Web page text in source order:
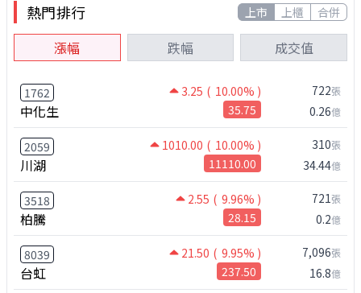
熱門排行 上市 上櫃 合併
漲幅 跌幅 成交值
1762 3.25 ( 10.00% )
中化生 35.75
722張
0.26億
2059 1010.00 ( 10.00% )
川湖 11110.00
310張
34.44億
3518 2.55 ( 9.96% )
柏騰 28.15
721張
0.2億
8039 21.50 ( 9.95% )
台虹 237.50
7,096張
16.8億